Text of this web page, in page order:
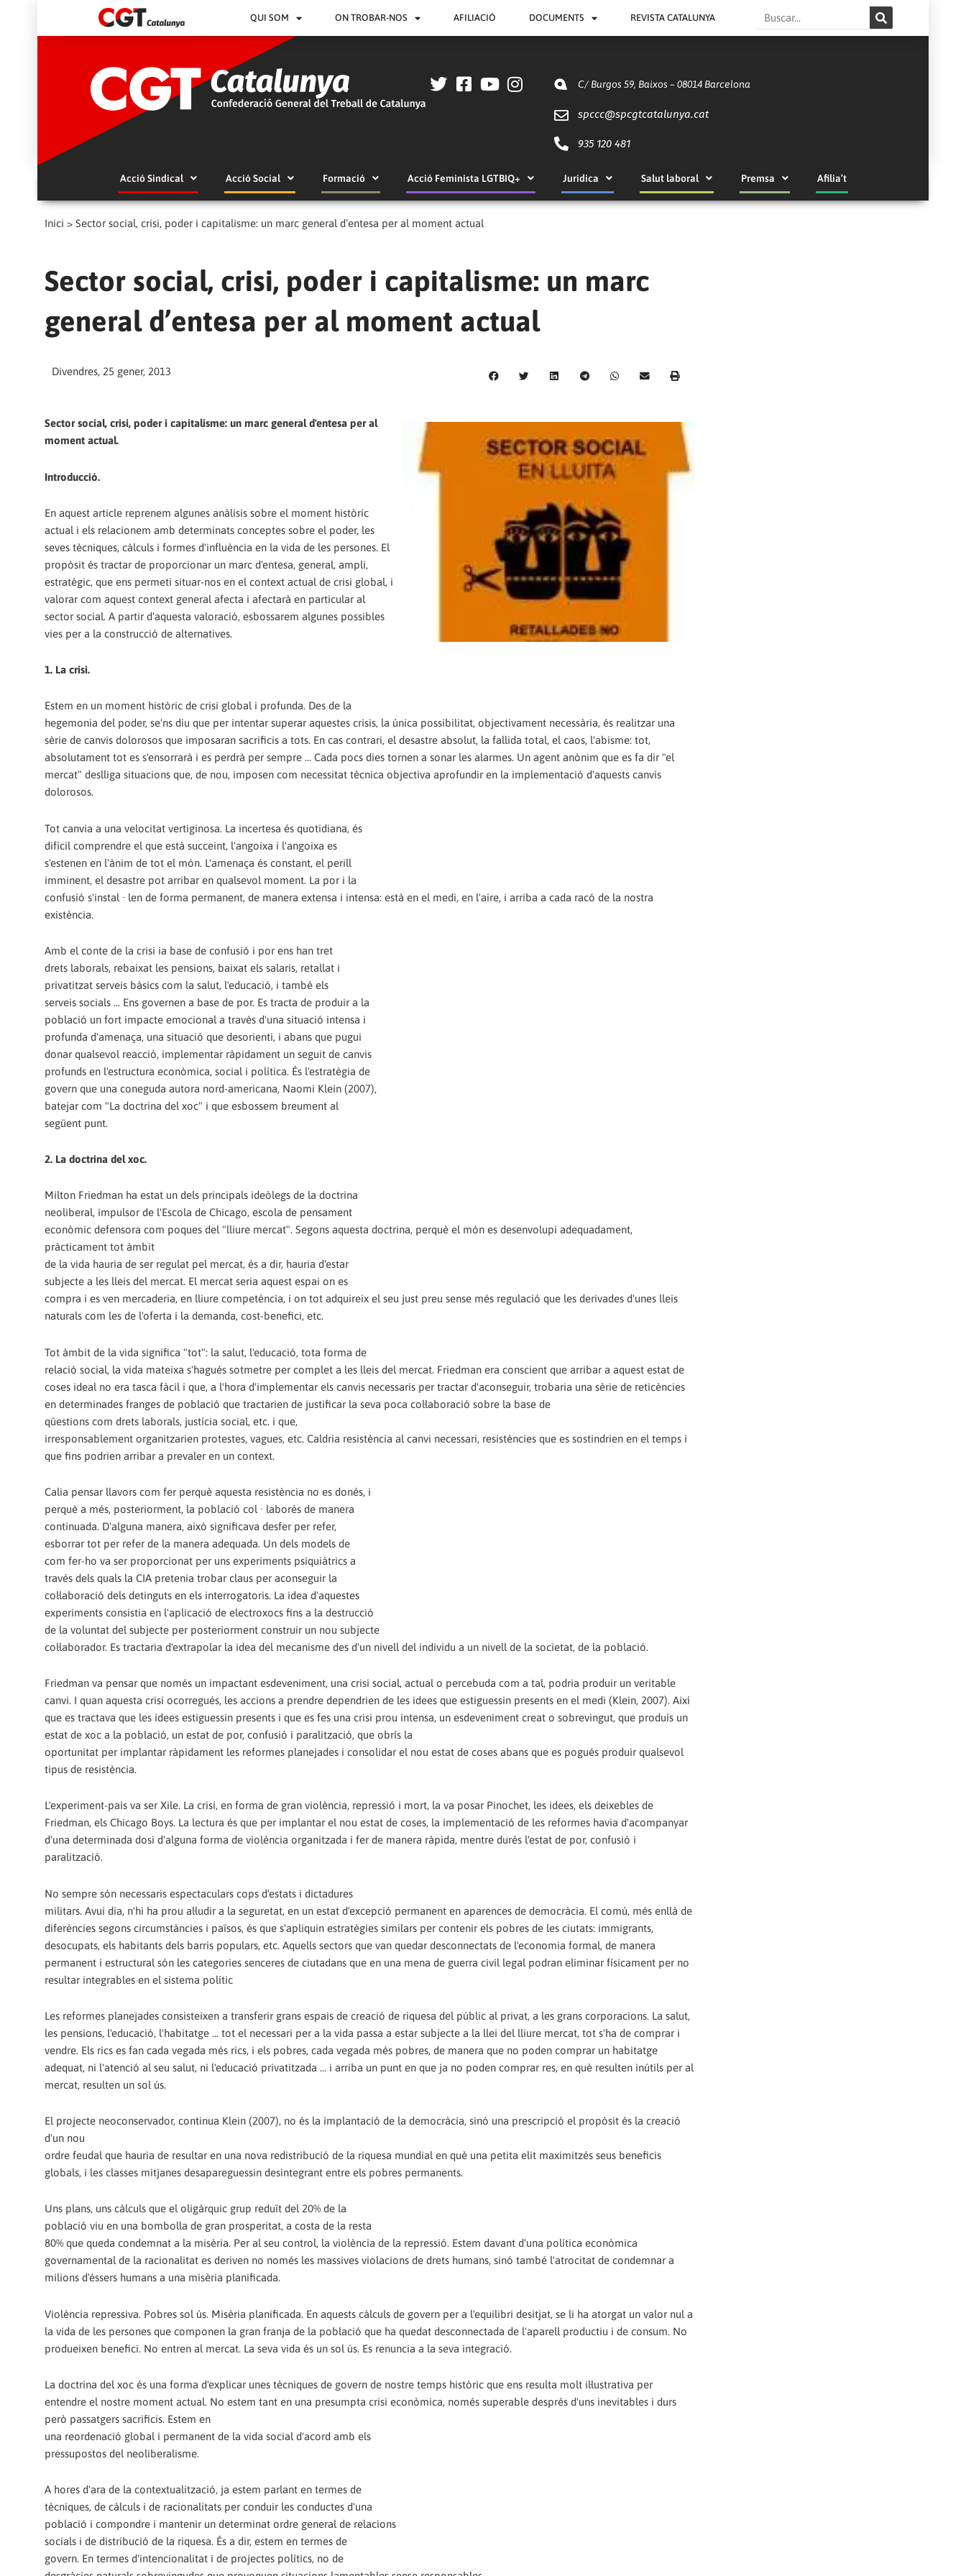
QUI SOM ON TROBAR-NOS AFILIACIÓ DOCUMENTS REVISTA CATALUNYA Search
C/ Burgos 59, Baixos – 08014 Barcelona
spccc@spcgtcatalunya.cat
935 120 481
Acció Sindical Acció Social Formació Acció Feminista LGTBIQ+ Jurídica Salut laboral Premsa Afilia’t
Inici > Sector social, crisi, poder i capitalisme: un marc general d’entesa per al moment actual
Sector social, crisi, poder i capitalisme: un marc
general d’entesa per al moment actual
Divendres, 25 gener, 2013
Sector social, crisi, poder i capitalisme: un marc general d'entesa per al
moment actual.
Introducció.
En aquest article reprenem algunes anàlisis sobre el moment històric
actual i els relacionem amb determinats conceptes sobre el poder, les
seves tècniques, càlculs i formes d'influència en la vida de les persones. El
propòsit és tractar de proporcionar un marc d'entesa, general, ampli,
estratègic, que ens permeti situar-nos en el context actual de crisi global, i
valorar com aquest context general afecta i afectarà en particular al
sector social. A partir d'aquesta valoració, esbossarem algunes possibles
vies per a la construcció de alternatives.
1. La crisi.
Estem en un moment històric de crisi global i profunda. Des de la
hegemonia del poder, se'ns diu que per intentar superar aquestes crisis, la única possibilitat, objectivament necessària, és realitzar una
sèrie de canvis dolorosos que imposaran sacrificis a tots. En cas contrari, el desastre absolut, la fallida total, el caos, l'abisme: tot,
absolutament tot es s'ensorrarà i es perdrà per sempre ... Cada pocs dies tornen a sonar les alarmes. Un agent anònim que es fa dir "el
mercat" deslliga situacions que, de nou, imposen com necessitat tècnica objectiva aprofundir en la implementació d'aquests canvis
dolorosos.
Tot canvia a una velocitat vertiginosa. La incertesa és quotidiana, és
difícil comprendre el que està succeint, l'angoixa i l'angoixa es
s'estenen en l'ànim de tot el món. L'amenaça és constant, el perill
imminent, el desastre pot arribar en qualsevol moment. La por i la
confusió s'instal · len de forma permanent, de manera extensa i intensa: està en el medi, en l'aire, i arriba a cada racó de la nostra
existència.
Amb el conte de la crisi ia base de confusió i por ens han tret
drets laborals, rebaixat les pensions, baixat els salaris, retallat i
privatitzat serveis bàsics com la salut, l'educació, i també els
serveis socials ... Ens governen a base de por. Es tracta de produir a la
població un fort impacte emocional a través d'una situació intensa i
profunda d'amenaça, una situació que desorienti, i abans que pugui
donar qualsevol reacció, implementar ràpidament un seguit de canvis
profunds en l'estructura econòmica, social i política. És l'estratègia de
govern que una coneguda autora nord-americana, Naomi Klein (2007),
batejar com "La doctrina del xoc" i que esbossem breument al
següent punt.
2. La doctrina del xoc.
Milton Friedman ha estat un dels principals ideòlegs de la doctrina
neoliberal, impulsor de l'Escola de Chicago, escola de pensament
econòmic defensora com poques del "lliure mercat". Segons aquesta doctrina, perquè el món es desenvolupi adequadament,
pràcticament tot àmbit
de la vida hauria de ser regulat pel mercat, és a dir, hauria d'estar
subjecte a les lleis del mercat. El mercat seria aquest espai on es
compra i es ven mercaderia, en lliure competència, i on tot adquireix el seu just preu sense més regulació que les derivades d'unes lleis
naturals com les de l'oferta i la demanda, cost-benefici, etc.
Tot àmbit de la vida significa "tot": la salut, l'educació, tota forma de
relació social, la vida mateixa s'hagués sotmetre per complet a les lleis del mercat. Friedman era conscient que arribar a aquest estat de
coses ideal no era tasca fàcil i que, a l'hora d'implementar els canvis necessaris per tractar d'aconseguir, trobaria una sèrie de reticències
en determinades franges de població que tractarien de justificar la seva poca col·laboració sobre la base de
qüestions com drets laborals, justícia social, etc. i que,
irresponsablement organitzarien protestes, vagues, etc. Caldria resistència al canvi necessari, resistències que es sostindrien en el temps i
que fins podrien arribar a prevaler en un context.
Calia pensar llavors com fer perquè aquesta resistència no es donés, i
perquè a més, posteriorment, la població col · laborés de manera
continuada. D'alguna manera, això significava desfer per refer,
esborrar tot per refer de la manera adequada. Un dels models de
com fer-ho va ser proporcionat per uns experiments psiquiàtrics a
través dels quals la CIA pretenia trobar claus per aconseguir la
col·laboració dels detinguts en els interrogatoris. La idea d'aquestes
experiments consistia en l'aplicació de electroxocs fins a la destrucció
de la voluntat del subjecte per posteriorment construir un nou subjecte
col·laborador. Es tractaria d'extrapolar la idea del mecanisme des d'un nivell del individu a un nivell de la societat, de la població.
Friedman va pensar que només un impactant esdeveniment, una crisi social, actual o percebuda com a tal, podria produir un veritable
canvi. I quan aquesta crisi ocorregués, les accions a prendre dependrien de les idees que estiguessin presents en el medi (Klein, 2007). Així
que es tractava que les idees estiguessin presents i que es fes una crisi prou intensa, un esdeveniment creat o sobrevingut, que produís un
estat de xoc a la població, un estat de por, confusió i paralització, que obrís la
oportunitat per implantar ràpidament les reformes planejades i consolidar el nou estat de coses abans que es pogués produir qualsevol
tipus de resistència.
L'experiment-país va ser Xile. La crisi, en forma de gran violència, repressió i mort, la va posar Pinochet, les idees, els deixebles de
Friedman, els Chicago Boys. La lectura és que per implantar el nou estat de coses, la implementació de les reformes havia d'acompanyar
d'una determinada dosi d'alguna forma de violència organitzada i fer de manera ràpida, mentre durés l'estat de por, confusió i
paralització.
No sempre són necessaris espectaculars cops d'estats i dictadures
militars. Avui dia, n'hi ha prou al·ludir a la seguretat, en un estat d'excepció permanent en aparences de democràcia. El comú, més enllà de
diferències segons circumstàncies i països, és que s'apliquin estratègies similars per contenir els pobres de les ciutats: immigrants,
desocupats, els habitants dels barris populars, etc. Aquells sectors que van quedar desconnectats de l'economia formal, de manera
permanent i estructural són les categories senceres de ciutadans que en una mena de guerra civil legal podran eliminar físicament per no
resultar integrables en el sistema polític
Les reformes planejades consisteixen a transferir grans espais de creació de riquesa del públic al privat, a les grans corporacions. La salut,
les pensions, l'educació, l'habitatge ... tot el necessari per a la vida passa a estar subjecte a la llei del lliure mercat, tot s'ha de comprar i
vendre. Els rics es fan cada vegada més rics, i els pobres, cada vegada més pobres, de manera que no poden comprar un habitatge
adequat, ni l'atenció al seu salut, ni l'educació privatitzada ... i arriba un punt en que ja no poden comprar res, en què resulten inútils per al
mercat, resulten un sol ús.
El projecte neoconservador, continua Klein (2007), no és la implantació de la democràcia, sinó una prescripció el propòsit és la creació
d'un nou
ordre feudal que hauria de resultar en una nova redistribució de la riquesa mundial en què una petita elit maximitzés seus beneficis
globals, i les classes mitjanes desapareguessin desintegrant entre els pobres permanents.
Uns plans, uns càlculs que el oligàrquic grup reduït del 20% de la
població viu en una bombolla de gran prosperitat, a costa de la resta
80% que queda condemnat a la misèria. Per al seu control, la violència de la repressió. Estem davant d'una política econòmica
governamental de la racionalitat es deriven no només les massives violacions de drets humans, sinó també l'atrocitat de condemnar a
milions d'éssers humans a una misèria planificada.
Violència repressiva. Pobres sol ús. Misèria planificada. En aquests càlculs de govern per a l'equilibri desitjat, se li ha atorgat un valor nul a
la vida de les persones que componen la gran franja de la població que ha quedat desconnectada de l'aparell productiu i de consum. No
produeixen benefici. No entren al mercat. La seva vida és un sol ús. Es renuncia a la seva integració.
La doctrina del xoc és una forma d'explicar unes tècniques de govern de nostre temps històric que ens resulta molt il·lustrativa per
entendre el nostre moment actual. No estem tant en una presumpta crisi econòmica, només superable després d'uns inevitables i durs
però passatgers sacrificis. Estem en
una reordenació global i permanent de la vida social d'acord amb els
pressupostos del neoliberalisme.
A hores d'ara de la contextualització, ja estem parlant en termes de
tècniques, de càlculs i de racionalitats per conduir les conductes d'una
població i compondre i mantenir un determinat ordre general de relacions
socials i de distribució de la riquesa. És a dir, estem en termes de
govern. En termes d'intencionalitat i de projectes polítics, no de